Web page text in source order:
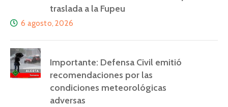
traslada a la Fupeu
6 agosto, 2026
Importante: Defensa Civil emitió
recomendaciones por las
condiciones meteorológicas
adversas